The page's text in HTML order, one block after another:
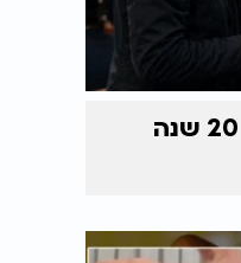
הרבי סירב לתת לו דולר - 20 שנה